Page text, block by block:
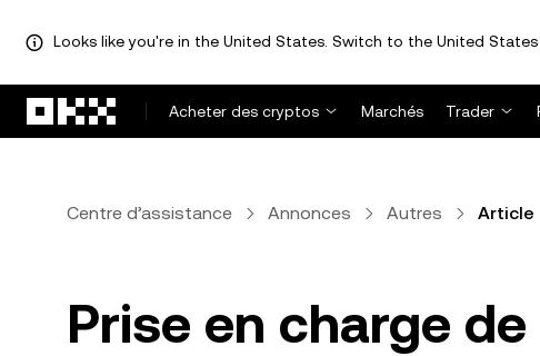
Looks like you're in the United States. Switch to the United
Acheter des cryptos
Marchés Trader
Centre d’assistance Annonces Autres Article
Prise en charge